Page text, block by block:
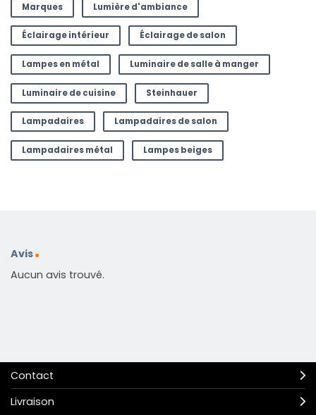
Marques Lumière d'ambiance
Éclairage intérieur Éclairage de salon
Lampes en métal Luminaire de salle à manger
Luminaire de cuisine Steinhauer
Lampadaires Lampadaires de salon
Lampadaires métal Lampes beiges
Avis
Aucun avis trouvé.
Contact
Livraison